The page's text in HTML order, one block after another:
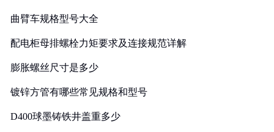
曲臂车规格型号大全
配电柜母排螺栓力矩要求及连接规范详解
膨胀螺丝尺寸是多少
镀锌方管有哪些常见规格和型号
D400球墨铸铁井盖重多少